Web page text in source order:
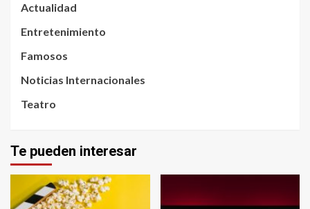
Actualidad
Entretenimiento
Famosos
Noticias Internacionales
Teatro
Te pueden interesar